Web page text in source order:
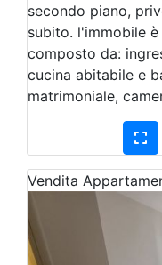
secondo piano,
subito. l'immobile
composto da:
cucina abitabile e
matrimoniale,
Vendita